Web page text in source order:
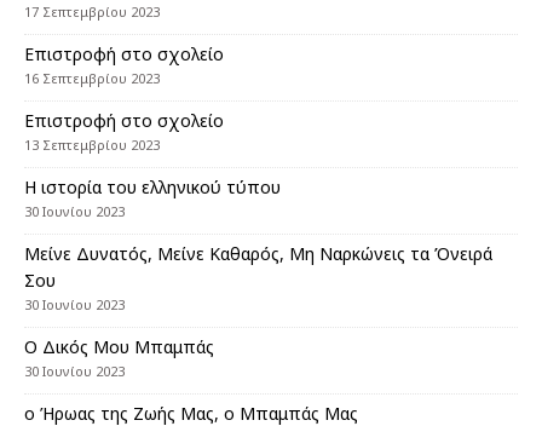
17 Σεπτεμβρίου 2023
Επιστροφή στο σχολείο
16 Σεπτεμβρίου 2023
Επιστροφή στο σχολείο
13 Σεπτεμβρίου 2023
Η ιστορία του ελληνικού τύπου
30 Ιουνίου 2023
Μείνε Δυνατός, Μείνε Καθαρός, Μη Ναρκώνεις τα Όνειρά
Σου
30 Ιουνίου 2023
Ο Δικός Μου Μπαμπάς
30 Ιουνίου 2023
ο Ήρωας της Ζωής Μας, ο Μπαμπάς Μας